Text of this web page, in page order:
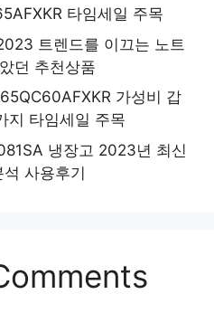
타임세일 주목
트렌드를 이끄는 노트
던 추천상품
가성비 갑
지 타임세일 주목
냉장고 2023년 최신
석 사용후기